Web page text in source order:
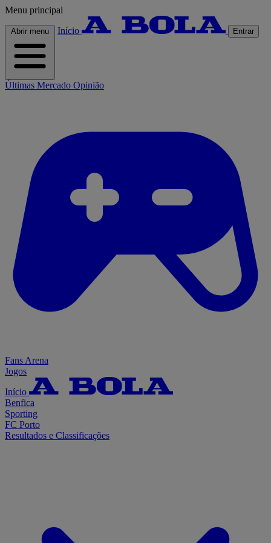
Menu principal
Abrir menu Início Entrar
Últimas Mercado Opinião
Fans Arena
Jogos
Início
Benfica
Sporting
FC Porto
Resultados e Classificações